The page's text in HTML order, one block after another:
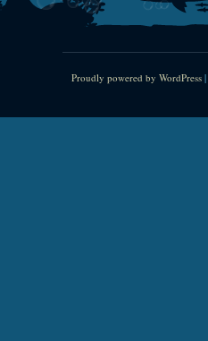
Proudly powered by WordPress |